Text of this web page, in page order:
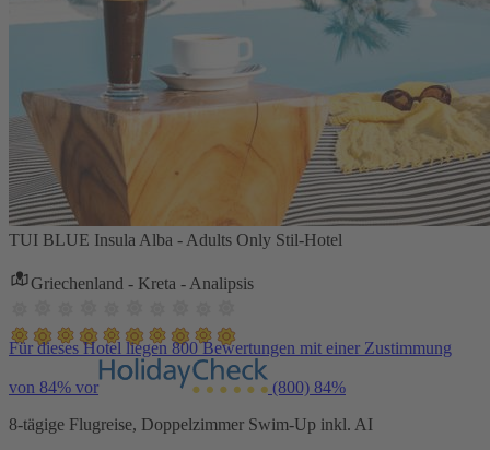
TUI BLUE Insula Alba - Adults Only Stil-Hotel
Griechenland - Kreta - Analipsis
Für dieses Hotel liegen 800 Bewertungen mit einer Zustimmung
von 84% vor (800) 84%
8-tägige Flugreise, Doppelzimmer Swim-Up inkl. AI